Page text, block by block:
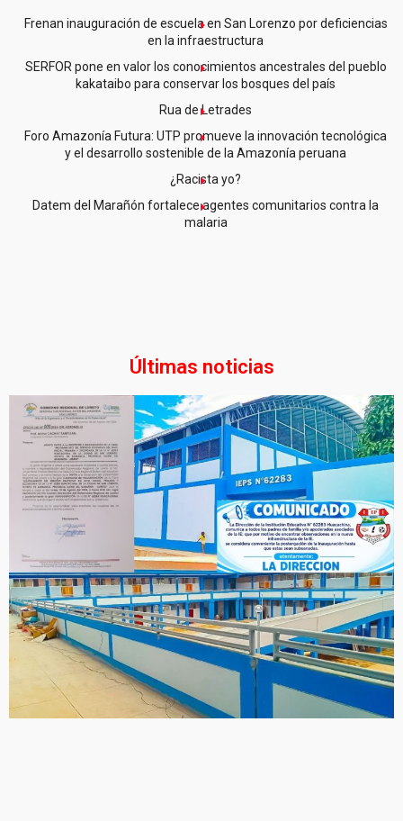
Frenan inauguración de escuela en San Lorenzo por deficiencias
en la infraestructura
SERFOR pone en valor los conocimientos ancestrales del pueblo
kakataibo para conservar los bosques del país
Rua de Letrades
Foro Amazonía Futura: UTP promueve la innovación tecnológica
y el desarrollo sostenible de la Amazonía peruana
¿Racista yo?
Datem del Marañón fortalece agentes comunitarios contra la
malaria
Últimas noticias